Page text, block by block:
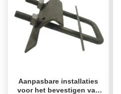
Aanpasbare installaties
voor het bevestigen van